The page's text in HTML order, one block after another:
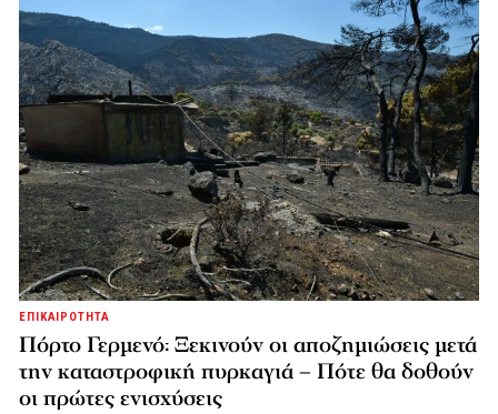
ΕΠΙΚΑΙΡΟΤΗΤΑ
Πόρτο Γερμενό: Ξεκινούν οι αποζημιώσεις μετά
την καταστροφική πυρκαγιά – Πότε θα δοθούν
οι πρώτες ενισχύσεις